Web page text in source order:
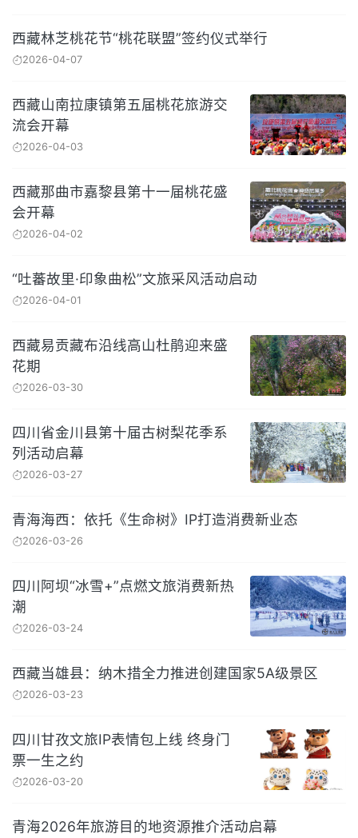
西藏林芝桃花节“桃花联盟”签约仪式举行
2026-04-07
西藏山南拉康镇第五届桃花旅游交
流会开幕
2026-04-03
西藏那曲市嘉黎县第十一届桃花盛
会开幕
2026-04-02
“吐蕃故里·印象曲松”文旅采风活动启动
2026-04-01
西藏易贡藏布沿线高山杜鹃迎来盛
花期
2026-03-30
四川省金川县第十届古树梨花季系
列活动启幕
2026-03-27
青海海西：依托《生命树》IP打造消费新业态
2026-03-26
四川阿坝“冰雪+”点燃文旅消费新热
潮
2026-03-24
西藏当雄县：纳木措全力推进创建国家5A级景区
2026-03-23
四川甘孜文旅IP表情包上线 终身门
票一生之约
2026-03-20
青海2026年旅游目的地资源推介活动启幕